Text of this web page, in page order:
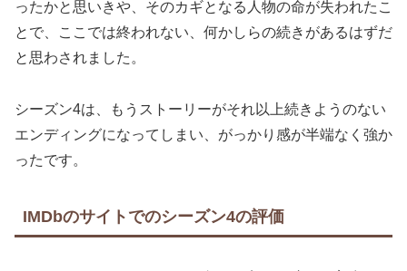
ったかと思いきや、そのカギとなる人物の命が失われたこ
とで、ここでは終われない、何かしらの続きがあるはずだ
と思わされました。
シーズン4は、もうストーリーがそれ以上続きようのない
エンディングになってしまい、がっかり感が半端なく強か
ったです。
IMDbのサイトでのシーズン4の評価